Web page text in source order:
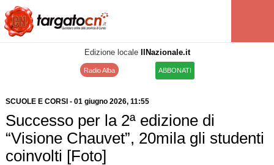
Edizione locale IlNazionale.it
Radio Alba ABBONATI
SCUOLE E CORSI - 01 giugno 2026, 11:55
Successo per la 2ª edizione di
“Visione Chauvet”, 20mila gli studenti
coinvolti [Foto]